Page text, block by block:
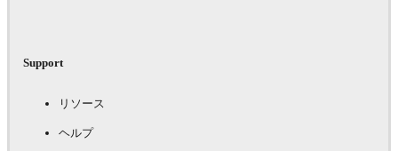
Support
リソース
ヘルプ